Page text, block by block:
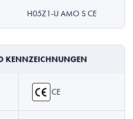
H05Z1-U AMO S CE
KENNZEICHNUNGEN
CE